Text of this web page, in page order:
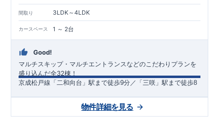
間取り 3LDK～4LDK
カースペース 1 ～ 2台
Good!
マルチスキップ・マルチエントランスなどのこだわりプランを
盛り込んだ全32棟！
京成松戸線「二和向台」駅まで徒歩9分／「三咲」駅まで徒歩8
★こだわりプランを採用した全32棟の大型分譲！
スマートフォンで見やすい特設サイトはこちら
物件詳細を見る